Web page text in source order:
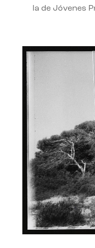
la de Jóvenes